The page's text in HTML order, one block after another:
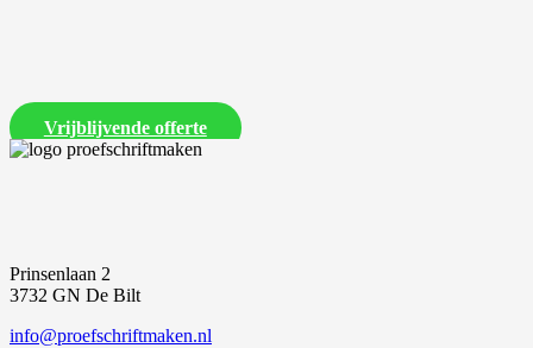
Vrijblijvende offerte
Prinsenlaan 2
3732 GN De Bilt
info@proefschriftmaken.nl